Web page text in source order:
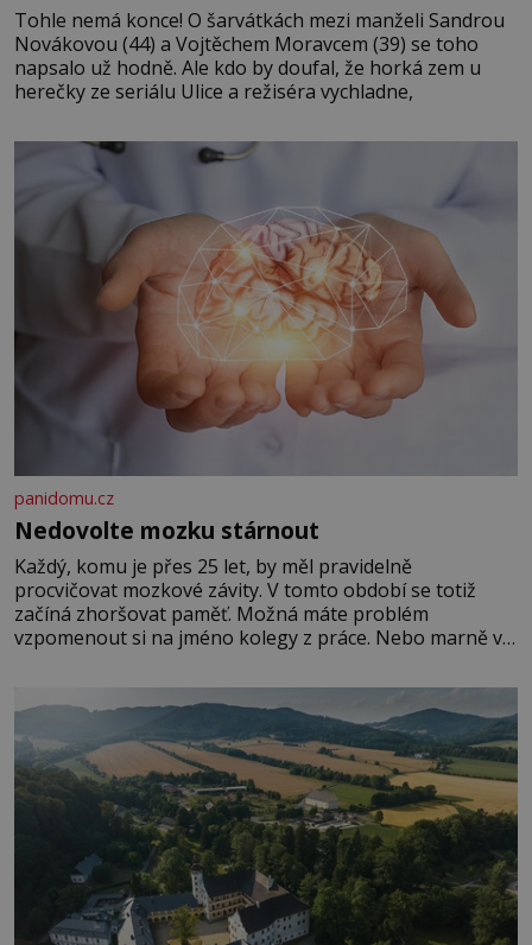
Tohle nemá konce! O šarvátkách mezi manželi Sandrou
Novákovou (44) a Vojtěchem Moravcem (39) se toho
napsalo už hodně. Ale kdo by doufal, že horká zem u
herečky ze seriálu Ulice a režiséra vychladne,
panidomu.cz
Nedovolte mozku stárnout
Každý, komu je přes 25 let, by měl pravidelně
procvičovat mozkové závity. V tomto období se totiž
začíná zhoršovat paměť. Možná máte problém
vzpomenout si na jméno kolegy z práce. Nebo marně v
Je to opravdu tak, s věkem jako kdyby se paměť
rozhodla stávkovat. Cvičte